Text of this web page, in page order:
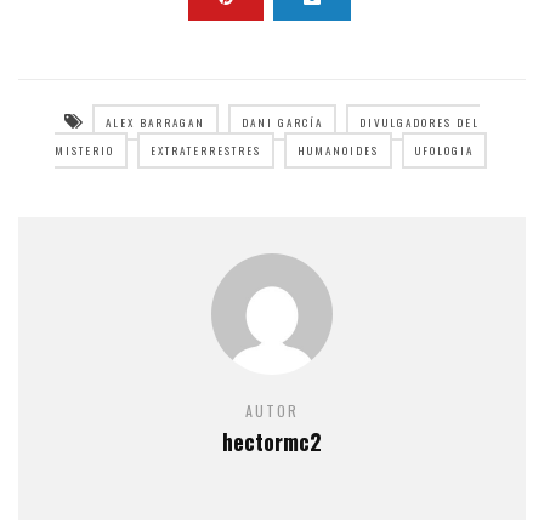
ALEX BARRAGAN DANI GARCÍA
DIVULGADORES DEL
MISTERIO
EXTRATERRESTRES HUMANOIDES UFOLOGIA
AUTOR
hectormc2